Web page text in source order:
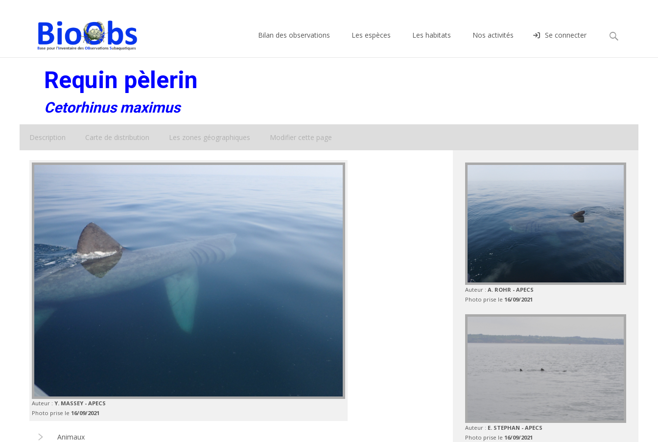
Bilan des observations Les espèces Les habitats Nos activités Se connecter Rechercher :
Requin pèlerin
Cetorhinus maximus
Description Carte de distribution Les zones géographiques Modifier cette page
Auteur : Y. MASSEY - APECS
Photo prise le 16/09/2021
Animaux
Auteur : A. ROHR - APECS
Photo prise le 16/09/2021
Auteur : E. STEPHAN - APECS
Photo prise le 16/09/2021